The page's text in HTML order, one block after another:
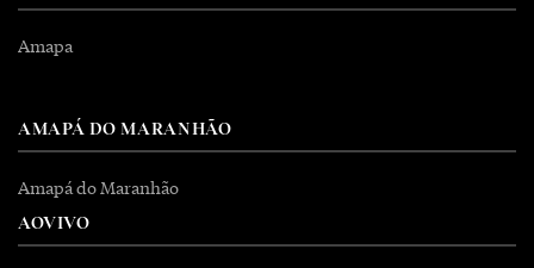
Amapa
AMAPÁ DO MARANHÃO
Amapá do Maranhão
AOVIVO